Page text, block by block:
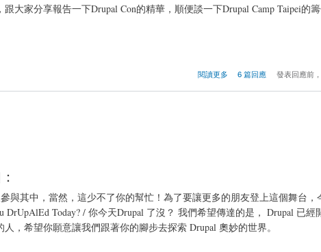
大家分享報告一下Drupal Con的精華，順便談一下Drupal Camp Taipei的
閱讀更多 6 篇回應 發表回應前
與其中，當然，這少不了你的幫忙！為了要讓更多的朋友登上這個舞台，
Today? / 你今天Drupal 了沒？ 我們希望傳達的是， Drupal 已經
，希望你願意讓我們跟著你的腳步去探索 Drupal 奧妙的世界。